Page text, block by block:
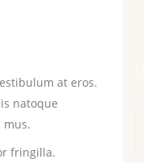
at eros.
natoque
fringilla.